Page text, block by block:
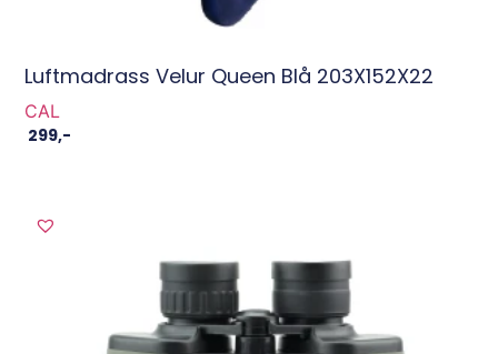
Luftmadrass Velur Queen Blå 203X152X22
CAL
299,-